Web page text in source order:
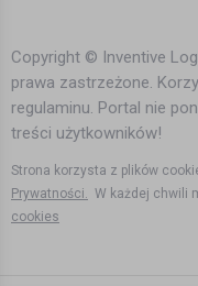
Copyright © Inventive
prawa zastrzeżone.
regulaminu. Portal nie
treści użytkowników!
Strona korzysta z plików
Prywatności. W każdej chwili
cookies